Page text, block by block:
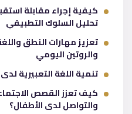
كيفية إجراء مقابلة
تحليل السلوك التطبيقي
تعزيز مهارات النطق
والروتين اليومي
تنمية اللغة التعبيرية
كيف تعزز القصص
والتواصل لدى الأطفال؟